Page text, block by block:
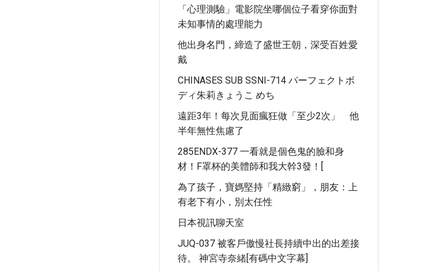
「心理測驗」電影院坐哪個位子看穿你面對
未知事情的處理能力
他出身名門，締造了盛世王朝，深受百姓愛
戴
CHINASES SUB SSNI-714 パーフェクトボ
ディ朱莉きょうこ めち
遠距3年！每次見面瘋狂做「至少2次」 他
半年無性焦慮了
285ENDX-377 一看就是個色鬼的臉和身
材！F罩杯的美體師和我大幹3發！[
為了孩子，寶媽堅持「精緻窮」，朋友：上
有老下有小，別太任性
日本視訊聊天室
JUQ-037 被客戶傲慢社長持續中出的出差接
待。 神宮寺奈緒[有碼中文字幕]